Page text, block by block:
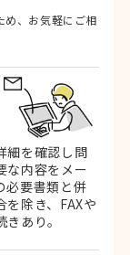
、お気軽にご相
細を確認し問
な内容をメー
必要書類と併
を除き、FAXや
あり。